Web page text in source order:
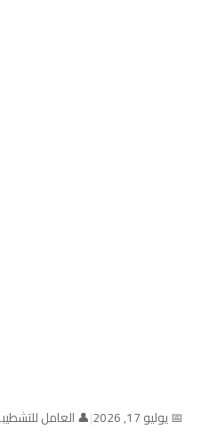
📅 يوليو 17, 2026 |👤 العامل للتشطيبات